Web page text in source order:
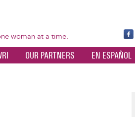
content
woman at a time.
Fa
ce
bo
OUR PARTNERS EN ESPAÑOL